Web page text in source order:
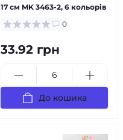
17 см MK 3463-2, 6 кольорів
0
33.92 грн
До кошика